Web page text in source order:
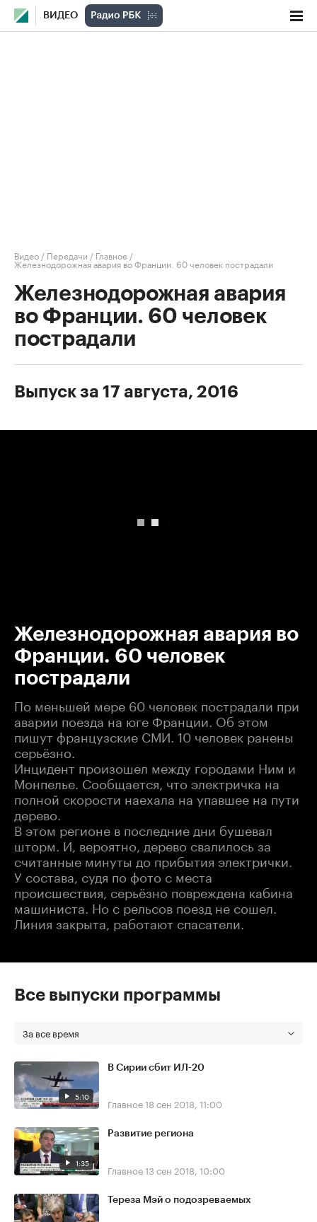
ВИДЕО
Видео / Передачи / Главное /
Железнодорожная авария во Франции. 60 человек пострадали
Железнодорожная авария
во Франции. 60 человек
пострадали
Выпуск за 17 августа, 2016
Железнодорожная авария во
Франции. 60 человек
пострадали
По меньшей мере 60 человек пострадали при
аварии поезда на юге Франции. Об этом
пишут французские СМИ. 10 человек ранены
серьёзно.
Инцидент произошел между городами Ним и
Монпелье. Сообщается, что электричка на
полной скорости наехала на упавшее на пути
дерево.
В этом регионе в последние дни бушевал
шторм. И, вероятно, дерево свалилось за
считанные минуты до прибытия электрички.
У состава, судя по фото с места
происшествия, серьёзно повреждена кабина
машиниста. Но с рельсов поезд не сошел.
Линия закрыта, работают спасатели.
Все выпуски программы
За все время
5:10
В Сирии сбит ИЛ-20
Главное18 сен 2018, 11:00
1:35
Развитие региона
Главное13 сен 2018, 10:00
Тереза Мэй о подозреваемых